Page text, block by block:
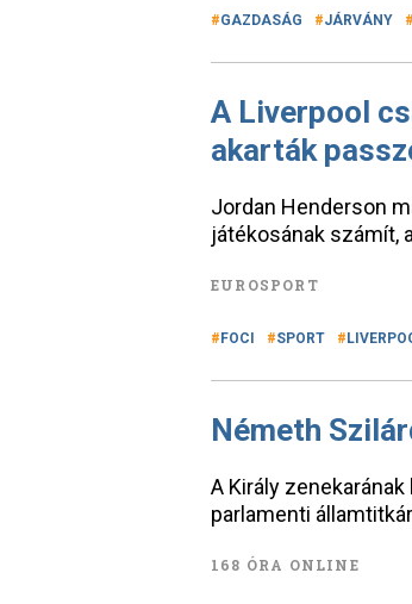
GAZDASÁG JÁRVÁNY
A Liverpool
akarták
Jordan Henderson
játékosának számít,
EUROSPORT
FOCI SPORT
Németh
A Király
parlamenti
168 ÓRA ONLINE